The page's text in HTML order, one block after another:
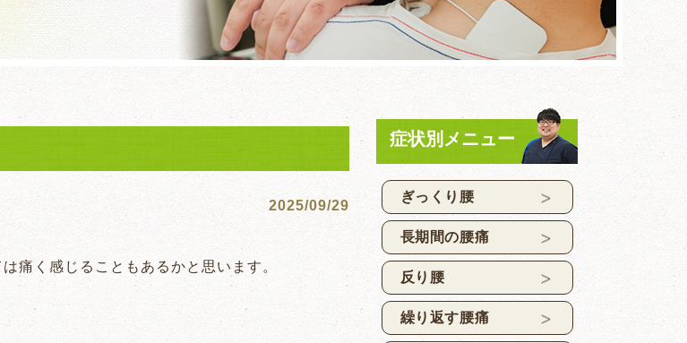
2025/09/29
痛く感じることもあるかと思います。
症状別メニュー
ぎっくり腰
長期間の腰痛
反り腰
繰り返す腰痛